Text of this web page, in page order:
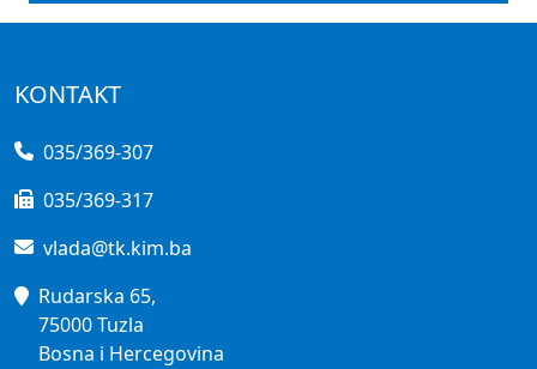
KONTAKT
035/369-307
035/369-317
vlada@tk.kim.ba
Rudarska 65,
75000 Tuzla
Bosna i Hercegovina